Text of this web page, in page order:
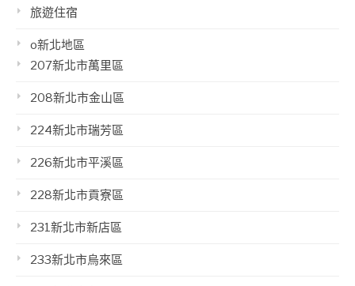
旅遊住宿
o新北地區
207新北市萬里區
208新北市金山區
224新北市瑞芳區
226新北市平溪區
228新北市貢寮區
231新北市新店區
233新北市烏來區